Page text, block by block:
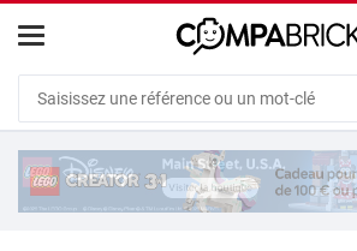
Cookies management panel